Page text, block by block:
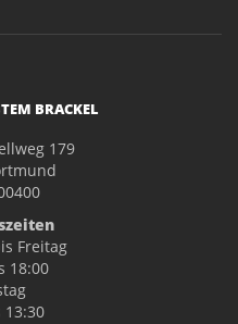
BRACKEL
179
Freitag
18:00
13:30